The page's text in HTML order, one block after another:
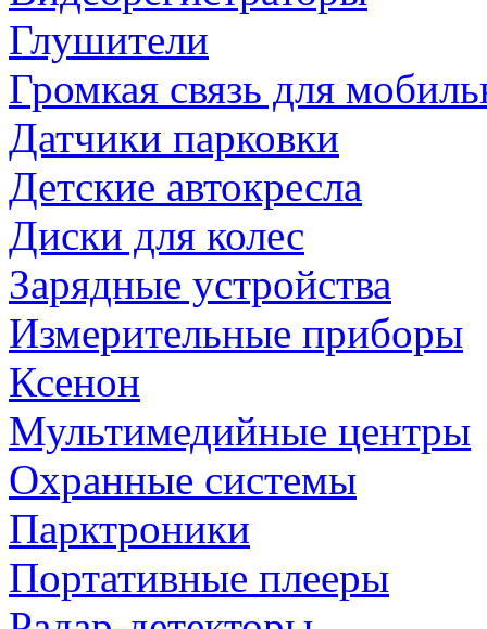
Глушители
Громкая связь для
Датчики парковки
Детские автокресла
Диски для колес
Зарядные устройства
Измерительные приборы
Ксенон
Мультимедийные центры
Охранные системы
Парктроники
Портативные плееры